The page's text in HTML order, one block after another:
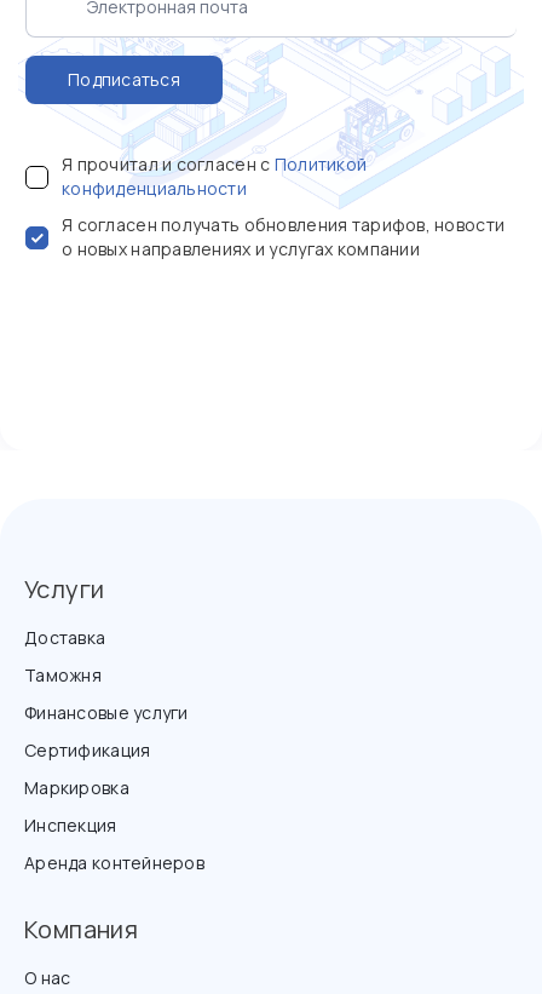
Подписаться
Я прочитал и согласен с Политикой
конфиденциальности
Я согласен получать обновления тарифов, новости
о новых направлениях и услугах компании
Услуги
Доставка
Таможня
Финансовые услуги
Сертификация
Маркировка
Инспекция
Аренда контейнеров
Компания
О нас